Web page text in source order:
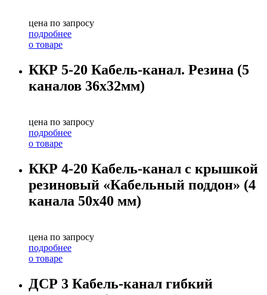
цена по запросу
подробнее
о товаре
ККР 5-20 Кабель-канал. Резина (5
каналов 36х32мм)
цена по запросу
подробнее
о товаре
ККР 4-20 Кабель-канал с крышкой
резиновый «Кабельный поддон» (4
канала 50х40 мм)
цена по запросу
подробнее
о товаре
ДСР 3 Кабель-канал гибкий